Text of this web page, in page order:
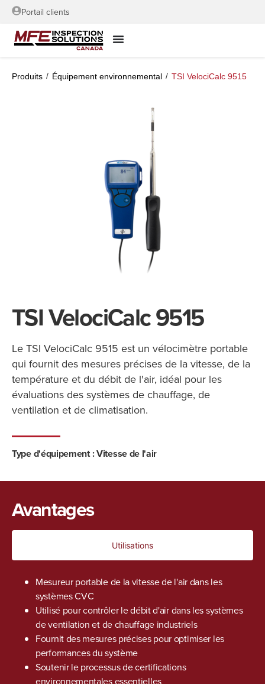
Portail clients
Produits / Équipement environnemental / TSI VelociCalc 9515
TSI VelociCalc 9515
Le TSI VelociCalc 9515 est un vélocimètre portable
qui fournit des mesures précises de la vitesse, de la
température et du débit de l'air, idéal pour les
évaluations des systèmes de chauffage, de
ventilation et de climatisation.
Type d'équipement :Vitesse de l'air
Avantages
Utilisations
Mesureur portable de la vitesse de l'air dans les
systèmes CVC
Utilisé pour contrôler le débit d'air dans les systèmes
de ventilation et de chauffage industriels
Fournit des mesures précises pour optimiser les
performances du système
Soutenir le processus de certifications
environnementales essentielles